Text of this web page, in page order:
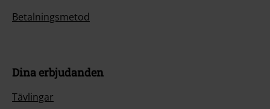
Betalningsmetod
Dina erbjudanden
Tävlingar